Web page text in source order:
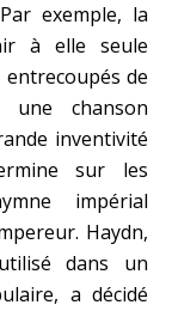
exemple, la
à elle seule
de
une chanson
inventivité
sur les
impérial
Haydn,
dans un
a décidé